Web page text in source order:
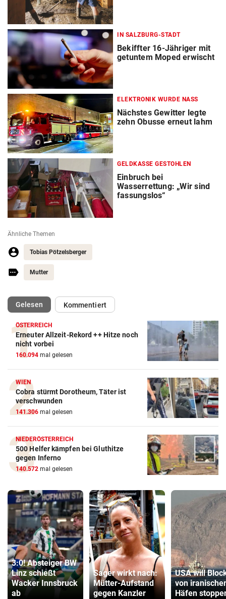
IN SALZBURG-STADT
Bekiffter 16-Jähriger mit
getuntem Moped erwischt
ELEKTRONIK WURDE NASS
Nächstes Gewitter legte
zehn Obusse erneut lahm
GELDKASSE GESTOHLEN
Einbruch bei
Wasserrettung: „Wir sind
fassungslos“
Ähnliche Themen
Tobias Pötzelsberger
Mutter
Gelesen(ausgewählt)Kommentiert
ÖSTERREICH
Erneuter Allzeit-Rekord ++ Hitze noch
nicht vorbei
160.094 mal gelesen
WIEN
Cobra stürmt Dorotheum, Täter ist
verschwunden
141.306 mal gelesen
NIEDERÖSTERREICH
500 Helfer kämpfen bei Gluthitze
gegen Inferno
140.572 mal gelesen
3:0! Absteiger BW
Linz schießt
Wacker Innsbruck
ab
Sager wirkt nach:
Mütter-Aufstand
gegen Kanzler
USA will
von
Häfen